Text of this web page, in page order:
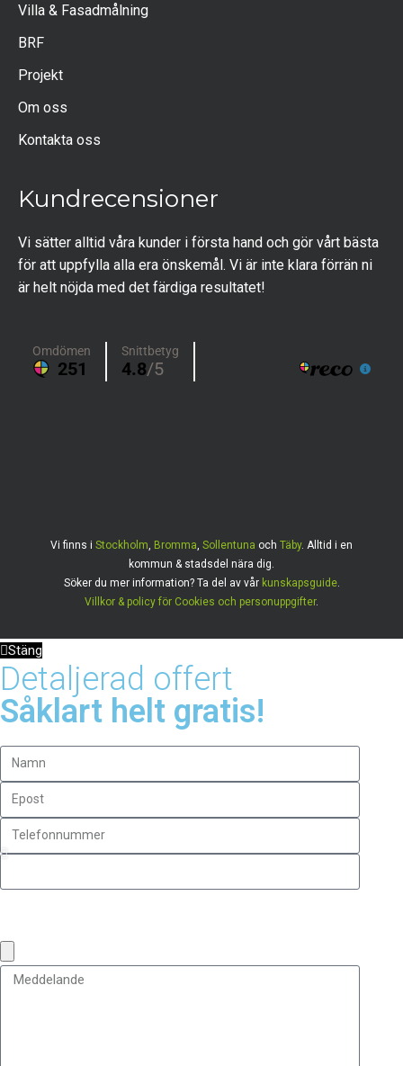
Villa & Fasadmålning
BRF
Projekt
Om oss
Kontakta oss
Kundrecensioner
Vi sätter alltid våra kunder i första hand och gör vårt bästa
för att uppfylla alla era önskemål. Vi är inte klara förrän ni
är helt nöjda med det färdiga resultatet!
Vi finns i Stockholm Bromma Sollentuna och Täby. Alltid i en
kommun & stadsdel nära dig.
Söker du mer information? Ta del av vår kunskapsguide.
Villkor & policy för Cookies och personuppgifter.
Stäng
Detaljerad offert
Såklart helt gratis!